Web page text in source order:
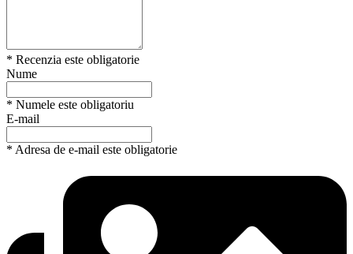
* Recenzia este obligatorie
Nume
* Numele este obligatoriu
E-mail
* Adresa de e-mail este obligatorie